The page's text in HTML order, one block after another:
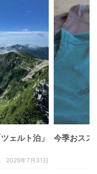
ェルト泊」
2026年7月31日
今季おスス